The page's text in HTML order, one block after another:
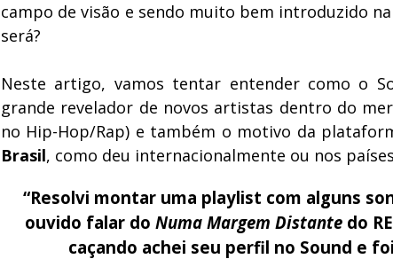
campo de visão e sendo muito bem introduzido
será?
Neste artigo, vamos tentar entender como o
grande revelador de novos artistas dentro do
no Hip-Hop/Rap) e também o motivo da
Brasil, como deu internacionalmente ou nos
“Resolvi montar uma playlist com alguns
ouvido falar do Numa Margem Distante do
caçando achei seu perfil no Sound e